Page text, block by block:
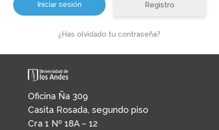
Registro
¿Has olvidado tu contraseña?
Oficina Ña 309
Casita Rosada, segundo piso
Cra 1 Nº 18A – 12